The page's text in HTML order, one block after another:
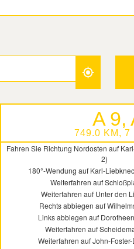
A 9,
749.0 KM, 7
Fahren Sie Richtung Nordosten auf
2)
180°-Wendung auf Karl-
Weiterfahren auf
Weiterfahren auf Unter den
Rechts abbiegen auf
Links abbiegen auf
Weiterfahren auf
Weiterfahren auf John-